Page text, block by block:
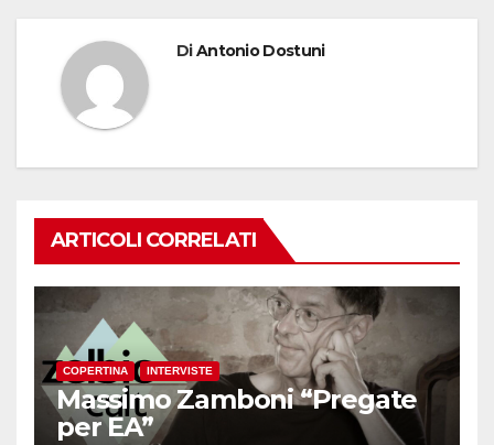
DiAntonio Dostuni
ARTICOLI CORRELATI
COPERTINA INTERVISTE
Massimo Zamboni “Pregate
per EA”